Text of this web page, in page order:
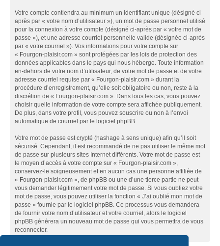
Votre compte contiendra au minimum un identifiant unique (désigné ci-
après par « votre nom d’utilisateur »), un mot de passe personnel utilisé
pour la connexion à votre compte (désigné ci-après par « votre mot de
passe »), et une adresse courriel personnelle valide (désignée ci-après
par « votre courriel »). Vos informations pour votre compte sur
« Fourgon-plaisir.com » sont protégées par les lois de protection des
données applicables dans le pays qui nous héberge. Toute information
en-dehors de votre nom d’utilisateur, de votre mot de passe et de votre
adresse courriel requise par « Fourgon-plaisir.com » durant la
procédure d’enregistrement, qu’elle soit obligatoire ou non, reste à la
discrétion de « Fourgon-plaisir.com ». Dans tous les cas, vous pouvez
choisir quelle information de votre compte sera affichée publiquement.
De plus, dans votre profil, vous pouvez souscrire ou non à l’envoi
automatique de courriel par le logiciel phpBB.
Votre mot de passe est crypté (hashage à sens unique) afin qu’il soit
sécurisé. Cependant, il est recommandé de ne pas utiliser le même mot
de passe sur plusieurs sites Internet différents. Votre mot de passe est
le moyen d’accès à votre compte sur « Fourgon-plaisir.com »,
conservez-le soigneusement et en aucun cas une personne affiliée de
« Fourgon-plaisir.com », de phpBB ou une d’une tierce partie ne peut
vous demander légitimement votre mot de passe. Si vous oubliez votre
mot de passe, vous pouvez utiliser la fonction « J’ai oublié mon mot de
passe » fournie par le logiciel phpBB. Ce processus vous demandera
de fournir votre nom d’utilisateur et votre courriel, alors le logiciel
phpBB générera un nouveau mot de passe qui vous permettra de vous
reconnecter.